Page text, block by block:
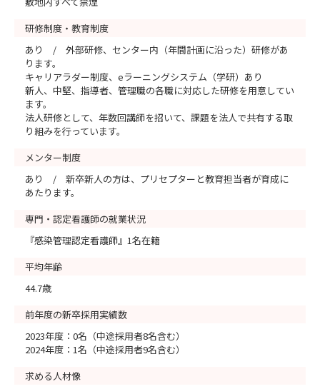
研修制度・教育制度
あり / 外部研修、センター内（年間計画に沿った）研修があ
ります。
キャリアラダー制度、eラーニングシステム（学研）あり
新人、中堅、指導者、管理職の各職に対応した研修を用意してい
ます。
法人研修として、年数回講師を招いて、課題を法人で共有する取
り組みを行っています。
メンター制度
あり / 新卒新人の方は、プリセプターと教育担当者が育成に
あたります。
専門・認定看護師の就業状況
『感染管理認定看護師』1名在籍
平均年齢
44.7歳
前年度の新卒採用実績数
2023年度：0名（中途採用者8名含む）
2024年度：1名（中途採用者9名含む）
求める人材像